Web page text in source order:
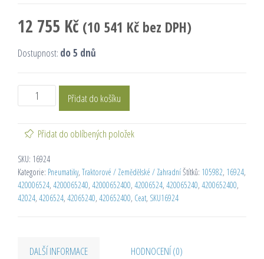
12 755 Kč (10 541 Kč bez DPH)
Dostupnost: do 5 dnů
Přidat do košíku
Přidat do oblíbených položek
SKU: 16924
Kategorie: Pneumatiky, Traktorové / Zemědělské / ZahradníŠtítků: 105982, 16924,
420006524, 4200065240, 42000652400, 42006524, 420065240, 4200652400,
42024, 4206524, 42065240, 420652400, Ceat, SKU16924
DALŠÍ INFORMACE HODNOCENÍ (0)